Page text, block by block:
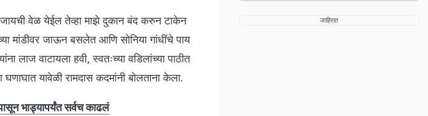
जायची वेळ येईल तेव्हा माझे दुकान बंद करुन टाकेन
मांडीवर जाऊन बसलेत आणि सोनिया गांधींचे पाय
लाज वाटायला हवी, स्वतःच्या वडिलांच्या पाठीत
यावेळी रामदास कदमांनी बोलताना केला.
भाड्यापर्यंत सर्वच काढलं
जाहिरात